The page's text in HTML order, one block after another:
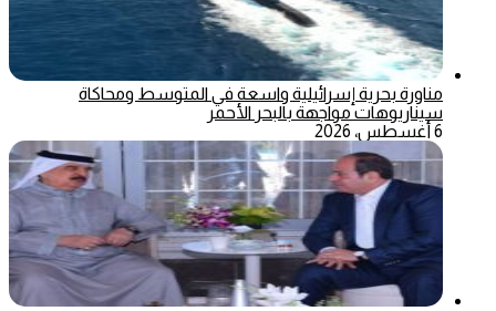
مناورة بحرية إسرائيلية واسعة في المتوسط ومحاكاة
سيناريوهات مواجهة بالبحر الأحمر
6 أغسطس، 2026